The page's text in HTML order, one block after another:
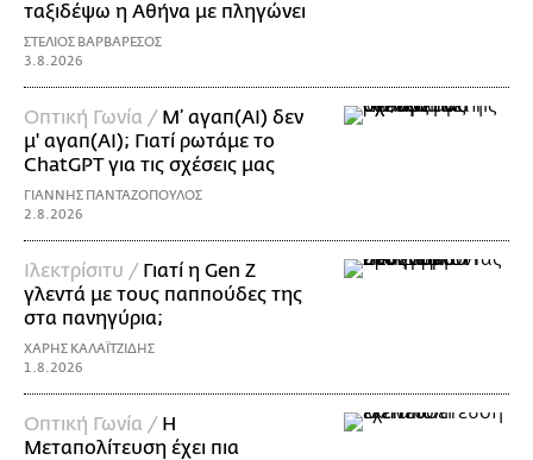
ταξιδέψω η Αθήνα με πληγώνει
ΣΤΕΛΙΟΣ ΒΑΡΒΑΡΕΣΟΣ
3.8.2026
Οπτική Γωνία / Μ’ αγαπ(AI) δεν
μ' αγαπ(ΑΙ); Γιατί ρωτάμε το
ChatGPT για τις σχέσεις μας
ΓΙΑΝΝΗΣ ΠΑΝΤΑΖΟΠΟΥΛΟΣ
2.8.2026
Ιλεκτρίσιτυ / Γιατί η Gen Z
γλεντά με τους παππούδες της
στα πανηγύρια;
ΧΑΡΗΣ ΚΑΛΑΪΤΖΙΔΗΣ
1.8.2026
Οπτική Γωνία / Η
Μεταπολίτευση έχει πια